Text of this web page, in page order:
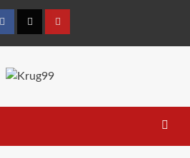
FacebookTwitterYouTube